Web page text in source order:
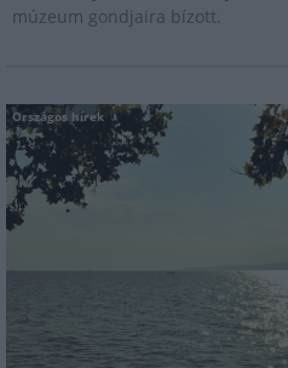
múzeum gondjaira bízott.
Országos hírek